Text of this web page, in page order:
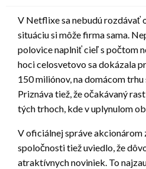
V Netflixe sa nebudú rozdávať
situáciu si môže firma sama.
polovice naplniť cieľ s počtom
hoci celosvetovo sa dokázala
150 miliónov, na domácom
Priznáva tiež, že očakávaný
tých trhoch, kde v uplynulom
V oficiálnej správe akcionárom
spoločnosti tiež uviedlo, že
atraktívnych noviniek. To